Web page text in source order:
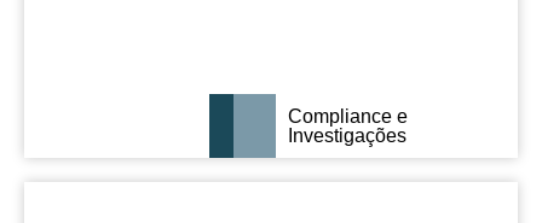
Compliance e
Investigações